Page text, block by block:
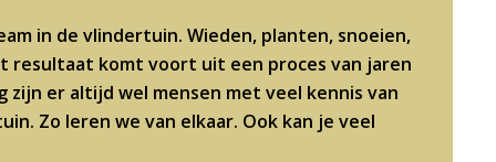
in de vlindertuin. Wieden, planten, snoeien,
resultaat komt voort uit een proces van jaren
er altijd wel mensen met veel kennis van
Zo leren we van elkaar. Ook kan je veel